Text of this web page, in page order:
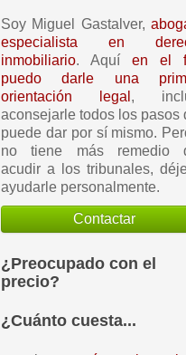
Soy Miguel Gastalver,
especialista en
inmobiliario. Aquí en el
puedo darle una
orientación legal ,
aconsejarle todos los pasos
puede dar por sí mismo.
no tiene más remedio
acudir a los tribunales,
ayudarle personalmente.
Contactar
¿Preocupado con el
precio?
¿Cuánto cuesta...